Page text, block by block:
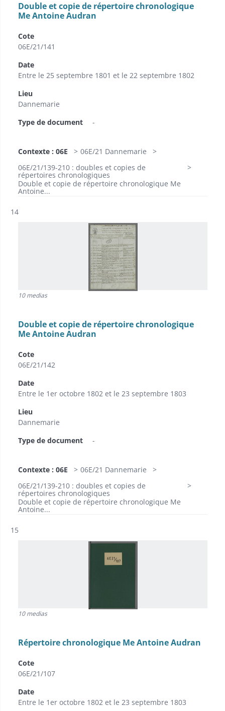
Double et copie de répertoire chronologique
Me Antoine Audran
Cote
06E/21/141
Date
Entre le 25 septembre 1801 et le 22 septembre 1802
Lieu
Dannemarie
Type de document
-
Contexte : 06E
06E/21 Dannemarie
06E/21/139-210 : doubles et copies de
répertoires chronologiques
Double et copie de répertoire chronologique Me
Antoine...
Résultat n°
14
10 medias
Double et copie de répertoire chronologique
Me Antoine Audran
Cote
06E/21/142
Date
Entre le 1er octobre 1802 et le 23 septembre 1803
Lieu
Dannemarie
Type de document
-
Contexte : 06E
06E/21 Dannemarie
06E/21/139-210 : doubles et copies de
répertoires chronologiques
Double et copie de répertoire chronologique Me
Antoine...
Résultat n°
15
10 medias
Répertoire chronologique Me Antoine Audran
Cote
06E/21/107
Date
Entre le 1er octobre 1802 et le 23 septembre 1803